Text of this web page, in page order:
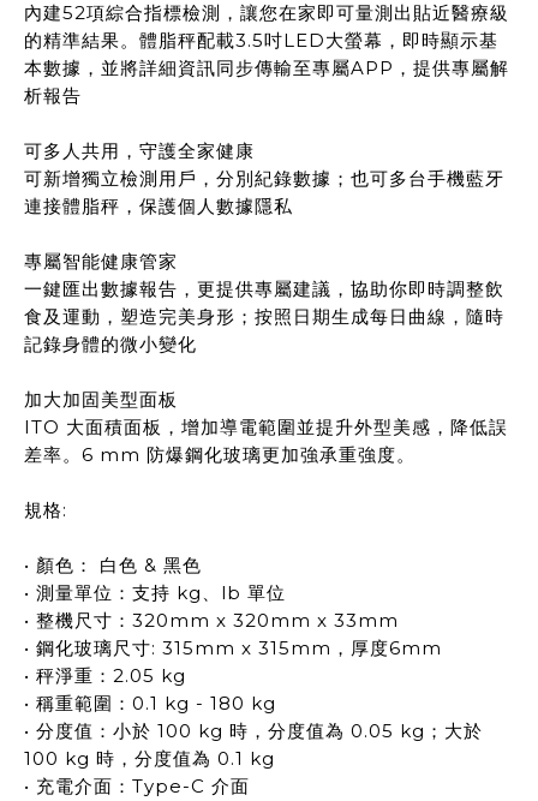
內建52項綜合指標檢測，讓您在家即可量測出貼近醫療級
的精準結果。體脂秤配載3.5吋LED大螢幕，即時顯示基
本數據，並將詳細資訊同步傳輸至專屬APP，提供專屬解
析報告
可多人共用，守護全家健康
可新增獨立檢測用戶，分別紀錄數據；也可多台手機藍牙
連接體脂秤，保護個人數據隱私
專屬智能健康管家
一鍵匯出數據報告，更提供專屬建議，協助你即時調整飲
食及運動，塑造完美身形；按照日期生成每日曲線，隨時
記錄身體的微小變化
加大加固美型面板
ITO 大面積面板，增加導電範圍並提升外型美感，降低誤
差率。6 mm 防爆鋼化玻璃更加強承重強度。
規格:
• 顏色： 白色 & 黑色
• 測量單位：支持 kg、lb 單位
• 整機尺寸：320mm x 320mm x 33mm
• 鋼化玻璃尺寸: 315mm x 315mm，厚度6mm
• 秤淨重：2.05 kg
• 稱重範圍：0.1 kg - 180 kg
• 分度值：小於 100 kg 時，分度值為 0.05 kg；大於
100 kg 時，分度值為 0.1 kg
• 充電介面：Type-C 介面